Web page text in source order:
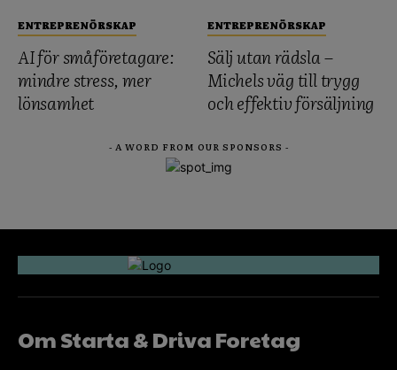
ENTREPRENÖRSKAP
AI för småföretagare:
mindre stress, mer
lönsamhet
ENTREPRENÖRSKAP
Sälj utan rädsla –
Michels väg till trygg
och effektiv försäljning
- A WORD FROM OUR SPONSORS -
Om Starta & Driva Foretag